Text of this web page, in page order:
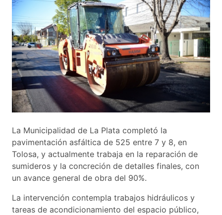
La Municipalidad de La Plata completó la
pavimentación asfáltica de 525 entre 7 y 8, en
Tolosa, y actualmente trabaja en la reparación de
sumideros y la concreción de detalles finales, con
un avance general de obra del 90%.
La intervención contempla trabajos hidráulicos y
tareas de acondicionamiento del espacio público,